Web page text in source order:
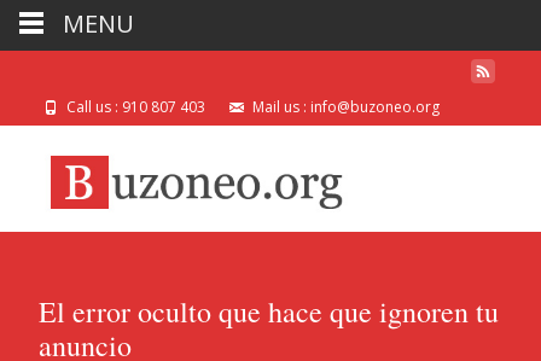
Call us : 910 807 403 Mail us : info@buzoneo.org
El error oculto que hace que ignoren tu
anuncio
MENU